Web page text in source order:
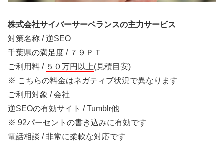
株式会社サイバーサーベランスの主力サービス
対策名称 / 逆SEO
千葉県の満足度 / ７９ＰＴ
ご利用料 / ５０万円以上(見積目安)
※ こちらの料金はネガティブ状況で異なります
ご利用対象 / 会社
逆SEOの有効サイト / Tumblr他
※ 92パーセントの書き込みに有効です
電話相談 / 非常に柔軟な対応です